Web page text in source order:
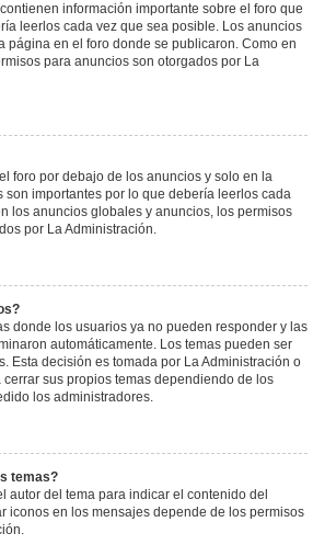
información importante sobre el foro que
leerlos cada vez que sea posible. Los anuncios
página en el foro donde se publicaron. Como en
para anuncios son otorgados por La
foro por debajo de los anuncios y solo en la
son importantes por lo que debería leerlos cada
los anuncios globales y anuncios, los permisos
por La Administración.
donde los usuarios ya no pueden responder y las
automáticamente. Los temas pueden ser
Esta decisión es tomada por La Administración o
sus propios temas dependiendo de los
los administradores.
temas?
autor del tema para indicar el contenido del
iconos en los mensajes depende de los permisos